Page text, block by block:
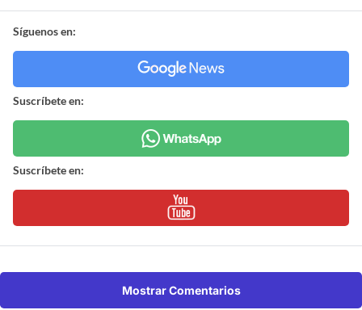
Síguenos en:
Suscríbete en:
Suscríbete en:
Mostrar Comentarios